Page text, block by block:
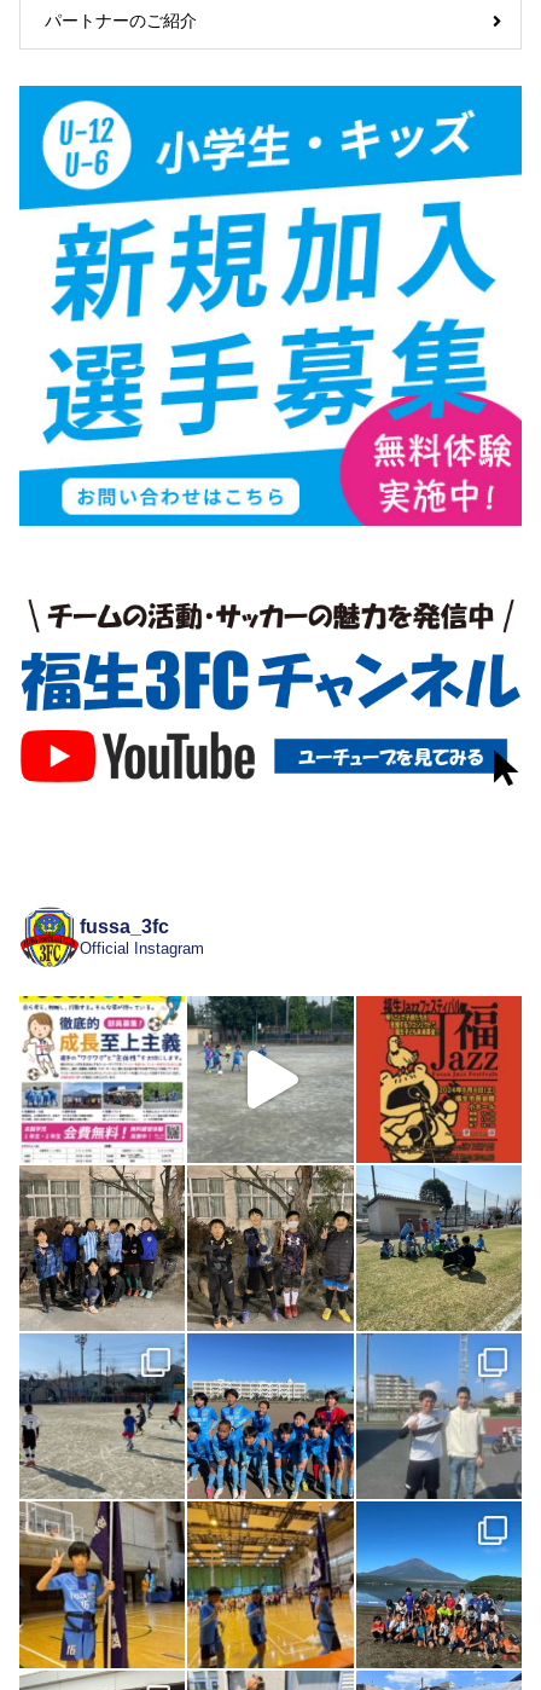
パートナーのご紹介
fussa_3fc
Official Instagram